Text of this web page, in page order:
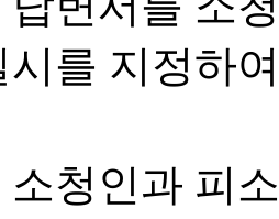
를 지정하
청인과 피